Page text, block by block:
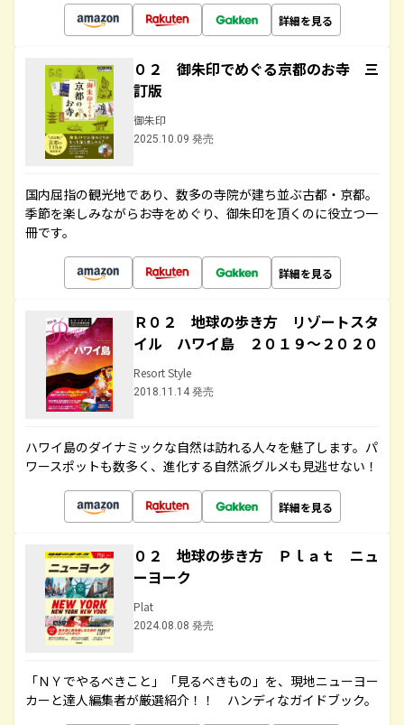
詳細を見る
０２ 御朱印でめぐる京都のお寺 三
訂版
御朱印
2025.10.09 発売
国内屈指の観光地であり、数多の寺院が建ち並ぶ古都・京都。
季節を楽しみながらお寺をめぐり、御朱印を頂くのに役立つ一
冊です。
詳細を見る
Ｒ０２ 地球の歩き方 リゾートスタ
イル ハワイ島 ２０１９～２０２０
Resort Style
2018.11.14 発売
ハワイ島のダイナミックな自然は訪れる人々を魅了します。パ
ワースポットも数多く、進化する自然派グルメも見逃せない！
詳細を見る
０２ 地球の歩き方 Ｐｌａｔ ニュ
ーヨーク
Plat
2024.08.08 発売
「ＮＹでやるべきこと」「見るべきもの」を、現地ニューヨー
カーと達人編集者が厳選紹介！！ ハンディなガイドブック。